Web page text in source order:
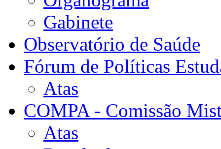
Gabinete
Observatório de Saúde
Fórum de Políticas
Atas
COMPA - Comissão
Atas